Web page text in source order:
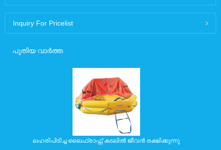
Inquiry For Pricelist
പുതിയ വാർത്ത
ലഹരിപിടിച്ച ലൈഫ്രാഫ്റ്റ് കടലിൽ ജീവൻ രക്ഷിക്കുന്നു